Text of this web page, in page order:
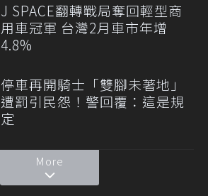
J SPACE翻轉戰局奪回輕型商
用車冠軍 台灣2月車市年增
4.8%
停車再開騎士「雙腳未著地」
遭罰引民怨！警回覆：這是規
定
More